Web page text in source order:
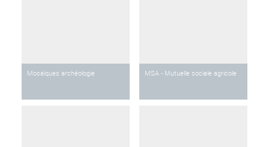
Mosaïques archéologie MSA - Mutuelle sociale agricole